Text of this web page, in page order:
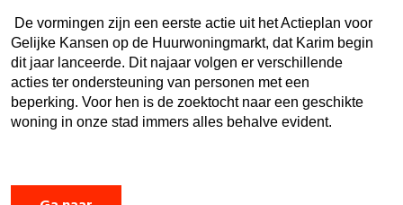
De vormingen zijn een eerste actie uit het Actieplan voor
Gelijke Kansen op de Huurwoningmarkt, dat Karim begin
dit jaar lanceerde. Dit najaar volgen er verschillende
acties ter ondersteuning van personen met een
beperking. Voor hen is de zoektocht naar een geschikte
woning in onze stad immers alles behalve evident.